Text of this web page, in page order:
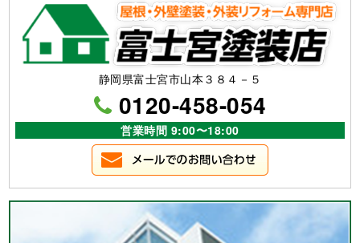
静岡県富士宮市山本３８４－５
0120-458-054
営業時間 9:00〜18:00